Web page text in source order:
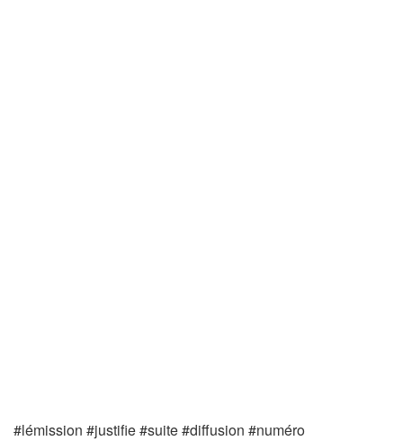
#lémission #justifie #suite #diffusion #numéro